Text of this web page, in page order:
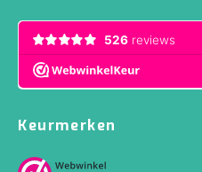
Keurmerken